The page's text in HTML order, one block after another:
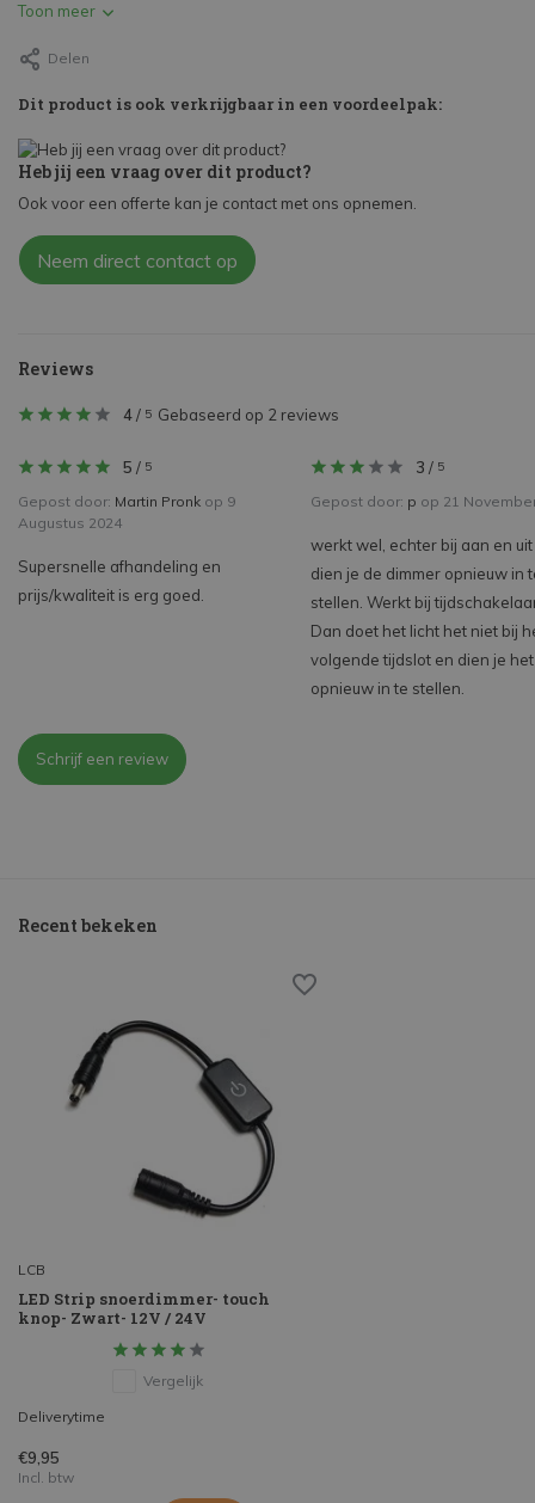
Toon meer
Delen
Dit product is ook verkrijgbaar in een voordeelpak:
Heb jij een vraag over dit product?
Ook voor een offerte kan je contact met ons opnemen.
Neem direct contact op
Reviews
4/ 5 Gebaseerd op 2 reviews
5 / 5
Gepost door: Martin Pronk op 9
Augustus 2024
Supersnelle afhandeling en
prijs/kwaliteit is erg goed.
3 / 5
Gepost door: p op 21
werkt wel, echter bij aan en
dien je de dimmer opnieuw in
stellen. Werkt bij
Dan doet het licht het niet bij
volgende tijdslot en dien je het
opnieuw in te stellen.
Schrijf een review
Recent bekeken
LCB
LED Strip snoerdimmer- touch
knop- Zwart- 12V / 24V
Vergelijk
Deliverytime
€9,95
Incl. btw